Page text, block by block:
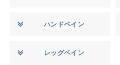
ハンドベイン
レッグベイン